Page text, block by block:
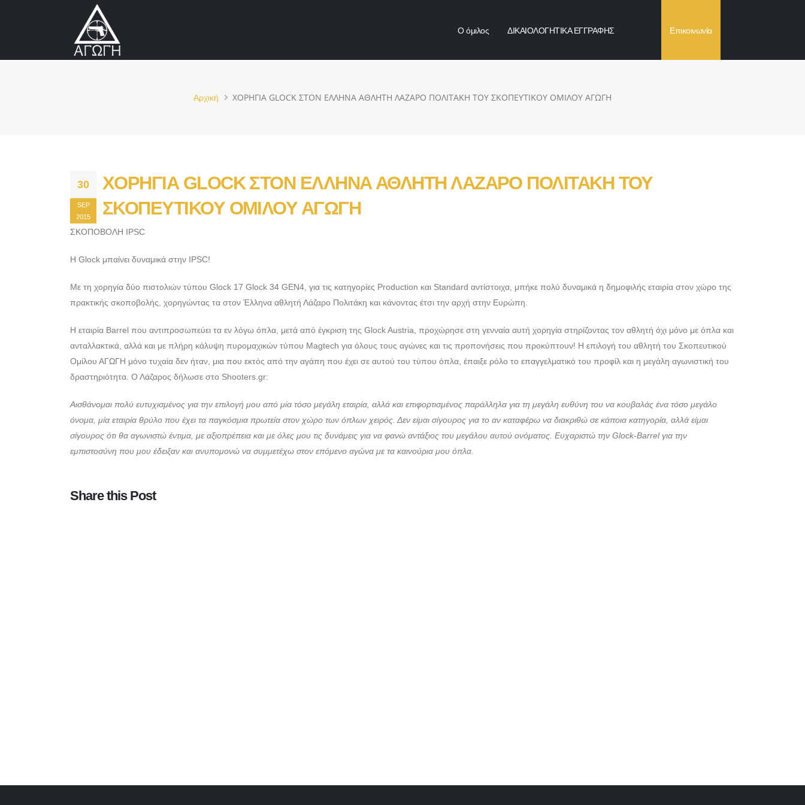
Ο όμιλος ΔΙΚΑΙΟΛΟΓΗΤΙΚΑ ΕΓΓΡΑΦΗΣ Επικοινωνία
Αρχική ΧΟΡΗΓΙΑ GLOCK ΣΤΟΝ ΕΛΛΗΝΑ ΑΘΛΗΤΗ ΛΑΖΑΡΟ ΠΟΛΙΤΑΚΗ ΤΟΥ ΣΚΟΠΕΥΤΙΚΟΥ ΟΜΙΛΟΥ ΑΓΩΓΗ
30
SEP
2015
ΧΟΡΗΓΙΑ GLOCK ΣΤΟΝ ΕΛΛΗΝΑ ΑΘΛΗΤΗ ΛΑΖΑΡΟ ΠΟΛΙΤΑΚΗ ΤΟΥ
ΣΚΟΠΕΥΤΙΚΟΥ ΟΜΙΛΟΥ ΑΓΩΓΗ
ΣΚΟΠΟΒΟΛΗ IPSC
Η Glock μπαίνει δυναμικά στην IPSC!
Με τη χορηγία δύο πιστολιών τύπου Glock 17 Glock 34 GEN4, για τις κατηγορίες Production και Standard αντίστοιχα, μπήκε πολύ δυναμικά η δημοφιλής εταιρία στον χώρο της
πρακτικής σκοποβολής, χορηγώντας τα στον Έλληνα αθλητή Λάζαρο Πολιτάκη και κάνοντας έτσι την αρχή στην Ευρώπη.
Η εταιρία Barrel που αντιπροσωπεύει τα εν λόγω όπλα, μετά από έγκριση της Glock Austria, προχώρησε στη γενναία αυτή χορηγία στηρίζοντας τον αθλητή όχι μόνο με όπλα και
ανταλλακτικά, αλλά και με πλήρη κάλυψη πυρομαχικών τύπου Magtech για όλους τους αγώνες και τις προπονήσεις που προκύπτουν! Η επιλογή του αθλητή του Σκοπευτικού
Ομίλου ΑΓΩΓΗ μόνο τυχαία δεν ήταν, μια που εκτός από την αγάπη που έχει σε αυτού του τύπου όπλα, έπαιξε ρόλο το επαγγελματικό του προφίλ και η μεγάλη αγωνιστική του
δραστηριότητα. Ο Λάζαρος δήλωσε στο Shooters.gr:
Αισθάνομαι πολύ ευτυχισμένος για την επιλογή μου από μία τόσο μεγάλη εταιρία, αλλά και επιφορτισμένος παράλληλα για τη μεγάλη ευθύνη του να κουβαλάς ένα τόσο μεγάλο
όνομα, μία εταιρία θρύλο που έχει τα παγκόσμια πρωτεία στον χώρο των όπλων χειρός. Δεν είμαι σίγουρος για το αν καταφέρω να διακριθώ σε κάποια κατηγορία, αλλά είμαι
σίγουρος ότι θα αγωνιστώ έντιμα, με αξιοπρέπεια και με όλες μου τις δυνάμεις για να φανώ αντάξιος του μεγάλου αυτού ονόματος. Ευχαριστώ την Glock-Barrel για την
εμπιστοσύνη που μου έδειξαν και ανυπομονώ να συμμετέχω στον επόμενο αγώνα με τα καινούρια μου όπλα.
Share this Post